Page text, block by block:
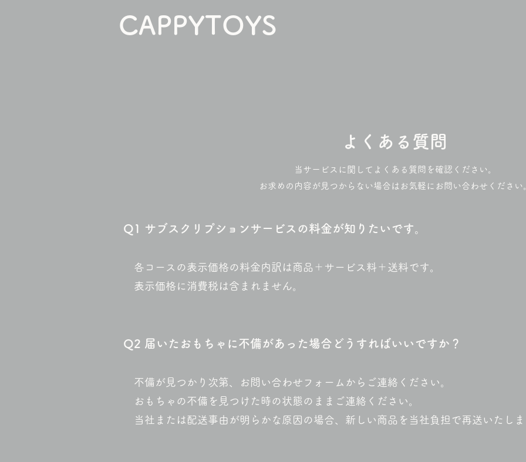
CAPPYTOYS
よくある質問
当サービスに関してよくある質問を確認ください。
お求めの内容が見つからない場合はお気軽にお問い合わせください
Q1 サブスクリプションサービスの料金が知りたいです。
各コースの表示価格の料金内訳は商品＋サービス料＋送料です。
表示価格に消費税は含まれません。
Q2 届いたおもちゃに不備があった場合どうすればいいですか？
不備が見つかり次第、お問い合わせフォームからご連絡ください。
おもちゃの不備を見つけた時の状態のままご連絡ください。
当社または配送事由が明らかな原因の場合、新しい商品を当社負担で再送いたし